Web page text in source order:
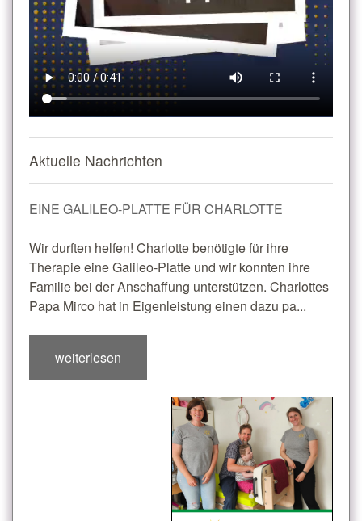
Aktuelle Nachrichten
EINE GALILEO-PLATTE FÜR CHARLOTTE
Wir durften helfen! Charlotte benötigte für ihre
Therapie eine Galileo-Platte und wir konnten ihre
Familie bei der Anschaffung unterstützen. Charlottes
Papa Mirco hat in Eigenleistung einen dazu pa...
weiterlesen